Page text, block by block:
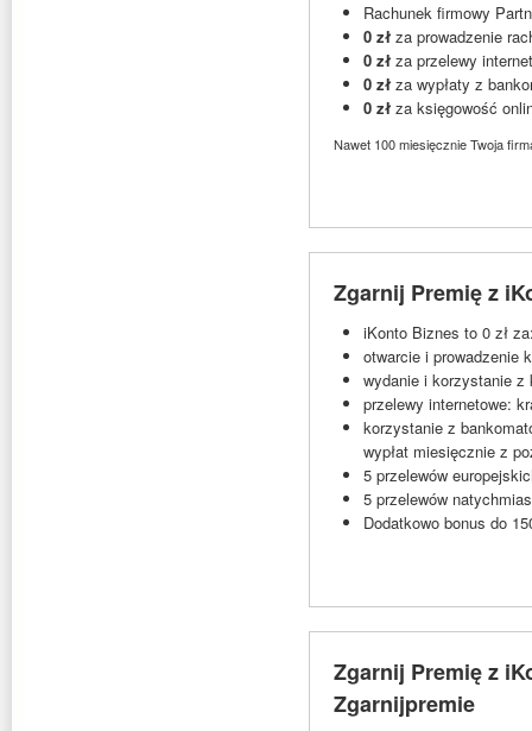
Rachunek firmowy
0 zł za prowadzenie
0 zł za przelewy
0 zł za wypłaty z
0 zł za księgowość
Nawet 100 miesięcznie Twoja
Zgarnij Premię z
iKonto Biznes to 0 zł
otwarcie i prowadzenie
wydanie i korzystanie z
przelewy internetowe:
korzystanie z
wypłat miesięcznie z
5 przelewów
5 przelewów
Dodatkowo bonus do
Zgarnij Premię z
Zgarnijpremie